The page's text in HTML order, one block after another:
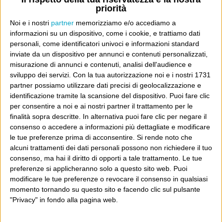
priorità
Noi e i nostri partner memorizziamo e/o accediamo a
informazioni su un dispositivo, come i cookie, e trattiamo dati
personali, come identificatori univoci e informazioni standard
inviate da un dispositivo per annunci e contenuti personalizzati,
misurazione di annunci e contenuti, analisi dell'audience e
sviluppo dei servizi. Con la tua autorizzazione noi e i nostri 1731
partner possiamo utilizzare dati precisi di geolocalizzazione e
identificazione tramite la scansione del dispositivo. Puoi fare clic
per consentire a noi e ai nostri partner il trattamento per le
finalità sopra descritte. In alternativa puoi fare clic per negare il
consenso o accedere a informazioni più dettagliate e modificare
le tue preferenze prima di acconsentire. Si rende noto che
alcuni trattamenti dei dati personali possono non richiedere il tuo
consenso, ma hai il diritto di opporti a tale trattamento. Le tue
preferenze si applicheranno solo a questo sito web. Puoi
modificare le tue preferenze o revocare il consenso in qualsiasi
momento tornando su questo sito e facendo clic sul pulsante
"Privacy" in fondo alla pagina web.
A chi pensi, quando senti dire “patrimoniale”?
Con due pistole caricate a salve e un canestro di parole
Cinquantaquattro contro quarantasei
Info
AI che scrive di Taylor Swift come se fossi io
Filologia di Wittgenstein
Cookie
Informativa sui cookie